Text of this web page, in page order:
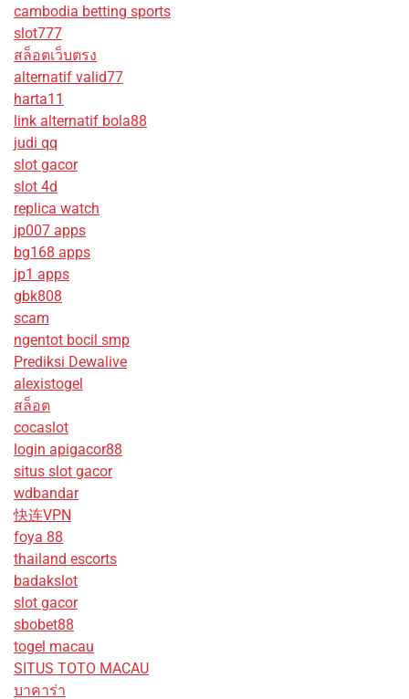
cambodia betting sports
slot777
สล็อตเว็บตรง
alternatif valid77
harta11
link alternatif bola88
judi qq
slot gacor
slot 4d
replica watch
jp007 apps
bg168 apps
jp1 apps
gbk808
scam
ngentot bocil smp
Prediksi Dewalive
alexistogel
สล็อต
cocaslot
login apigacor88
situs slot gacor
wdbandar
快连VPN
foya 88
thailand escorts
badakslot
slot gacor
sbobet88
togel macau
SITUS TOTO MACAU
บาคาร่า